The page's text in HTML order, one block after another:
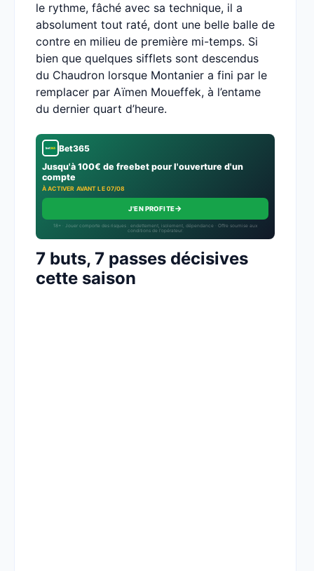
le rythme, fâché avec sa technique, il a
absolument tout raté, dont une belle balle de
contre en milieu de première mi-temps. Si
bien que quelques sifflets sont descendus
du Chaudron lorsque Montanier a fini par le
remplacer par Aïmen Moueffek, à l’entame
du dernier quart d’heure.
Bet365
Jusqu'à 100€ de freebet pour l'ouverture d'un
compte
À ACTIVER AVANT LE 07/08
J'EN PROFITE→
18+ · Jouer comporte des risques : endettement, isolement, dépendance · Offre soumise aux
conditions de l’opérateur.
7 buts, 7 passes décisives
cette saison